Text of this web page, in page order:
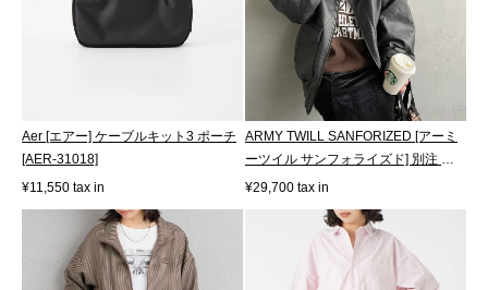
Aer [エアー] ケーブルキット3 ポーチ
[AER-31018]
¥11,550 tax in
ARMY TWILL SANFORIZED [アーミ
ーツイル サンフォライズド] 別注 ヴ
ィーガ...
¥29,700 tax in